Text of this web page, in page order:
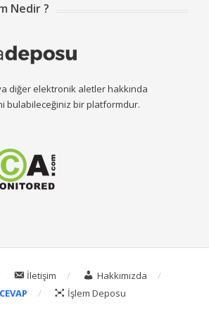
Nedir ?
diğer elektronik aletler hakkında
bulabileceğiniz bir platformdur.
İletişim
Hakkımızda
İşlem Deposu